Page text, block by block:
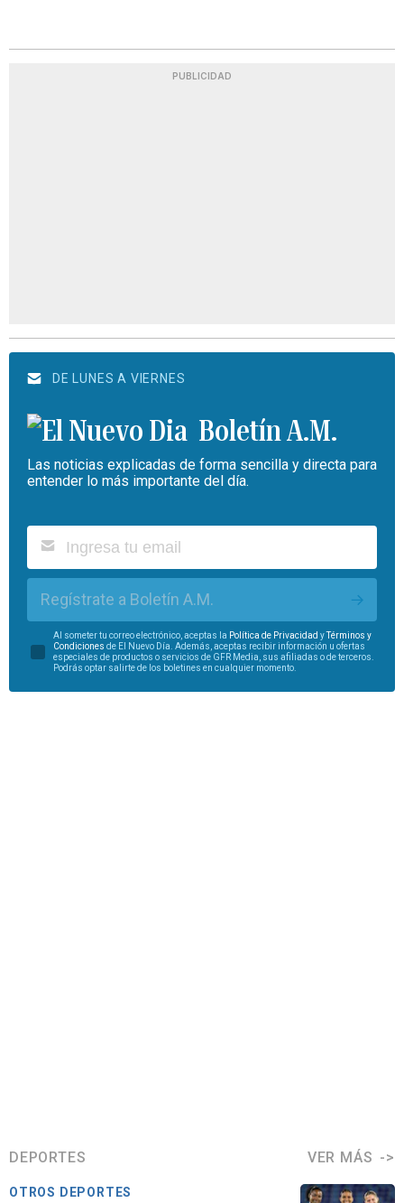
PUBLICIDAD
DE LUNES A VIERNES
Boletín A.M.
Las noticias explicadas de forma sencilla y directa para
entender lo más importante del día.
Regístrate a Boletín A.M.
Al someter tu correo electrónico, aceptas la Política de Privacidad yTérminos y
Condiciones de El Nuevo Día. Además, aceptas recibir información u ofertas
especiales de productos o servicios de GFR Media, sus afiliadas o de terceros.
Podrás optar salirte de los boletines en cualquier momento.
DEPORTES VER MÁS
OTROS DEPORTES